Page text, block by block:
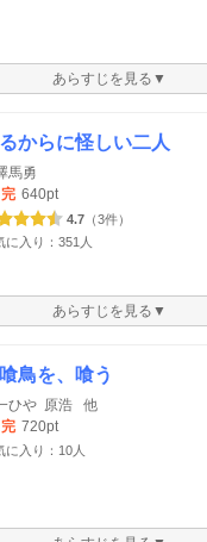
あらすじを見る▼
からに怪しい二人
馬勇
完 640pt
4.7 （3件）
に入り：351人
あらすじを見る▼
鳥を、喰う
ひや 原浩 他
完 720pt
に入り：10人